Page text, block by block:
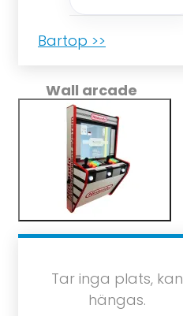
Bartop >>
Wall arcade
Tar inga plats, kan
hängas.